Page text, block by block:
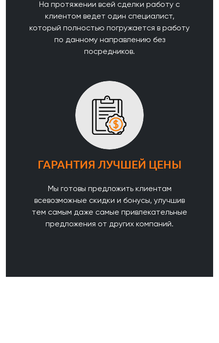
На протяжении всей сделки работу с
клиентом ведет один специалист,
который полностью погружается в работу
по данному направлению без
посредников.
ГАРАНТИЯ ЛУЧШЕЙ ЦЕНЫ
Мы готовы предложить клиентам
всевозможные скидки и бонусы, улучшив
тем самым даже самые привлекательные
предложения от других компаний.